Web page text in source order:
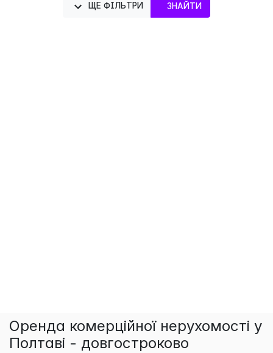
ЩЕ ФІЛЬТРИ ЗНАЙТИ
Оренда комерційної нерухомості у
Полтаві - довгостроково